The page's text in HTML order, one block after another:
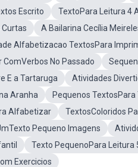
Escrito
TextoPara Leitura 4
Curtas A Bailarina Cecília
Alfabetizacao TextosPara
No Passado
E a Tartaruga Atividades
Aranha
Pequenos
Alfabetizar
TextosColoridos
Pequeno Imagens
Texto PequenoPara Leitura
Exercicios